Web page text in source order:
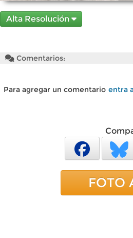
Alta Resolución
Comentarios:
Para agregar un comentario entra
FOTO